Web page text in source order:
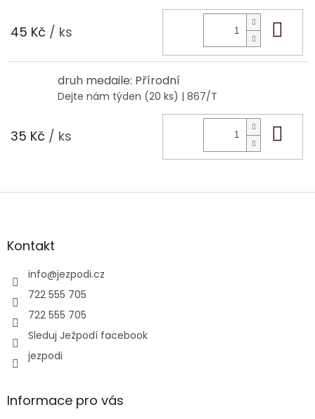
45 Kč / ks
druh medaile: Přírodní
Dejte nám týden (20 ks) | 867/T
35 Kč / ks
Z
aKontakt
info@jezpodi.cz
722 555 705
722 555 705
Sleduj Ježpodí facebook
jezpodi
Informace pro vás